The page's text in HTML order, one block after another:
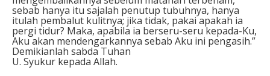
sebab hanya itu sajalah penutup tubuhnya, hanya
itulah pembalut kulitnya; jika tidak, pakai apakah ia
pergi tidur? Maka, apabila ia berseru-seru kepada-Ku,
Aku akan mendengarkannya sebab Aku ini pengasih.”
Demikianlah sabda Tuhan
U. Syukur kepada Allah.